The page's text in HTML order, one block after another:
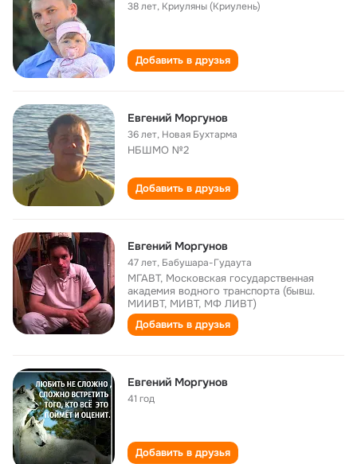
38 лет, Криуляны (Криулень)
Добавить в друзья
Евгений Моргунов
36 лет, Новая Бухтарма
НБШМО №2
Добавить в друзья
Евгений Моргунов
47 лет, Бабушара-Гудаута
МГАВТ, Московская государственная
академия водного транспорта (бывш.
МИИВТ, МИВТ, МФ ЛИВТ)
Добавить в друзья
Евгений Моргунов
41 год
Добавить в друзья